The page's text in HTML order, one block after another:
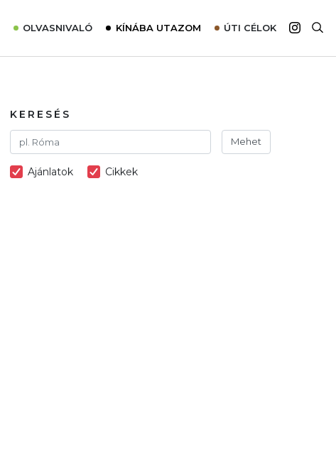
OLVASNIVALÓ
Interjú
Élménybeszámolók
KÍNÁBA UTAZOM ÚTI CÉLOK
Ausztrália
KERESÉS
Mehet
Ajánlatok Cikkek